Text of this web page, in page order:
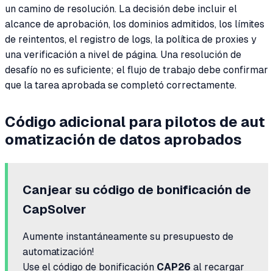
un camino de resolución. La decisión debe incluir el
alcance de aprobación, los dominios admitidos, los límites
de reintentos, el registro de logs, la política de proxies y
una verificación a nivel de página. Una resolución de
desafío no es suficiente; el flujo de trabajo debe confirmar
que la tarea aprobada se completó correctamente.
Código adicional para pilotos de aut
omatización de datos aprobados
Canjear su código de bonificación de
CapSolver
Aumente instantáneamente su presupuesto de
automatización!
Use el código de bonificación CAP26 al recargar